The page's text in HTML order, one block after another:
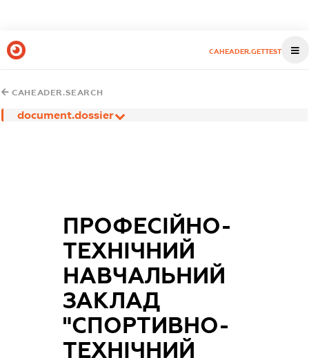
CAHEADER.GETTEST
CAHEADER.SEARCH
document.dossier
ПРОФЕСІЙНО-
ТЕХНІЧНИЙ
НАВЧАЛЬНИЙ
ЗАКЛАД
"СПОРТИВНО-
ТЕХНІЧНИЙ